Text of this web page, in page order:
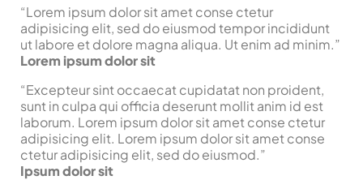
“Lorem ipsum dolor sit amet conse ctetur
adipisicing elit, sed do eiusmod tempor incididunt
ut labore et dolore magna aliqua. Ut enim ad minim.”
Lorem ipsum dolor sit
“Excepteur sint occaecat cupidatat non proident,
sunt in culpa qui officia deserunt mollit anim id est
laborum. Lorem ipsum dolor sit amet conse ctetur
adipisicing elit. Lorem ipsum dolor sit amet conse
ctetur adipisicing elit, sed do eiusmod.”
Ipsum dolor sit